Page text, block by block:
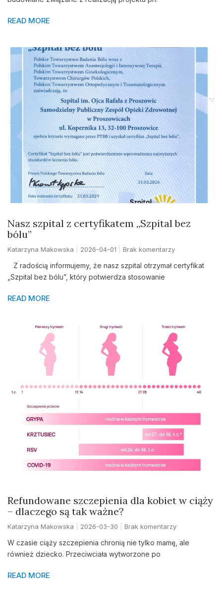
READ MORE
Nasz szpital z certyfikatem „Szpital bez
bólu”
Katarzyna Makowska 2026-04-01 Brak komentarzy
Z radością informujemy, że nasz szpital otrzymał certyfikat
„Szpital bez bólu”, który potwierdza stosowanie
READ MORE
Refundowane szczepienia dla kobiet w ciąży
– dlaczego są tak ważne?
Katarzyna Makowska 2026-03-30 Brak komentarzy
W czasie ciąży szczepienia chronią nie tylko mamę, ale
również dziecko. Przeciwciała wytworzone po
READ MORE